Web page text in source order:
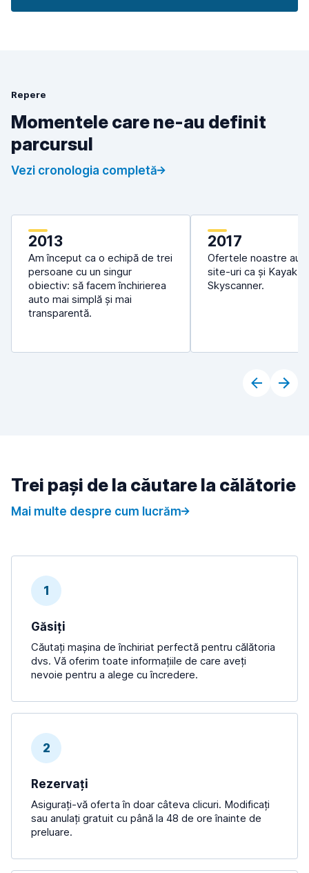
Repere
Momentele care ne-au definit
parcursul
Vezi cronologia completă
2013
Am început ca o echipă de trei
persoane cu un singur
obiectiv: să facem închirierea
auto mai simplă și mai
transparentă.
2017
Ofertele noastre au
site-uri ca și Kayak și
Skyscanner.
Trei pași de la căutare la călătorie
Mai multe despre cum lucrăm
1
Găsiți
Căutați mașina de închiriat perfectă pentru călătoria
dvs. Vă oferim toate informațiile de care aveți
nevoie pentru a alege cu încredere.
2
Rezervați
Asigurați-vă oferta în doar câteva clicuri. Modificați
sau anulați gratuit cu până la 48 de ore înainte de
preluare.